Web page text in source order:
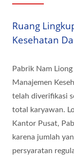
Ruang
Kesehatan
Pabrik Nam
Manajemen
telah diverifikasi
total karyawan.
Kantor Pusat,
karena jumlah
persyaratan